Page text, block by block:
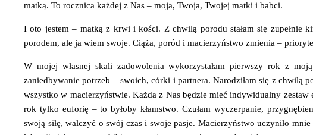
matką. To rocznica każdej z Nas – moja, Twoja, Twojej matki i babci.
I oto jestem – matką z krwi i kości. Z chwilą porodu stałam się zupełnie
porodem, ale ja wiem swoje. Ciąża, poród i macierzyństwo zmienia –
W mojej własnej skali zadowolenia wykorzystałam pierwszy rok z
zaniedbywanie potrzeb – swoich, córki i partnera. Narodziłam się z chwilą
wszystko w macierzyństwie. Każda z Nas będzie mieć indywidualny
rok tylko euforię – to byłoby kłamstwo. Czułam wyczerpanie,
swoją siłę, walczyć o swój czas i swoje pasje. Macierzyństwo uczyniło